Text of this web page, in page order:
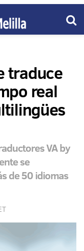
traduce
real
VA by
se
de 50 idiomas